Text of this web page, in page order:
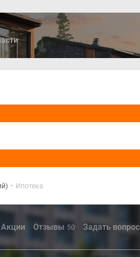
• Ипотека
Акции Отзывы 50 Задать вопрос